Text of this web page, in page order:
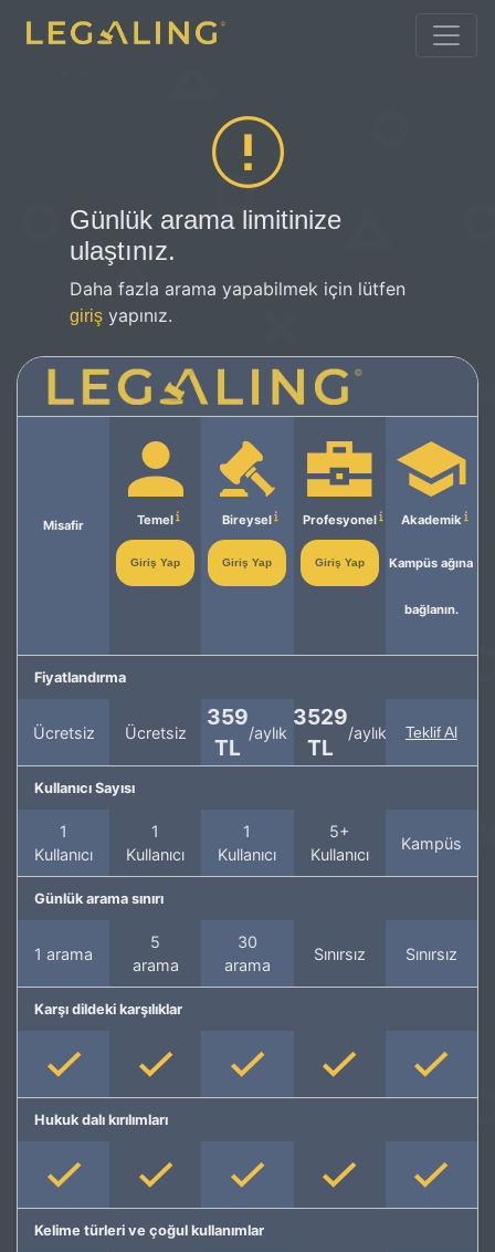
Günlük arama limitinize
ulaştınız.
Daha fazla arama yapabilmek için lütfen
giriş yapınız.
Misafir Temel
Giriş Yap
Bireysel
Giriş Yap
Profesyonel
Giriş Yap
Akademik
Kampüs ağına
bağlanın.
Fiyatlandırma
Ücretsiz Ücretsiz
359
TL
/aylık
3529
TL
/aylık Teklif Al
Kullanıcı Sayısı
1
Kullanıcı
1
Kullanıcı
1
Kullanıcı
5+
Kullanıcı
Kampüs
Günlük arama sınırı
1 arama
5
arama
30
arama
Sınırsız Sınırsız
Karşı dildeki karşılıklar
Hukuk dalı kırılımları
Kelime türleri ve çoğul kullanımlar